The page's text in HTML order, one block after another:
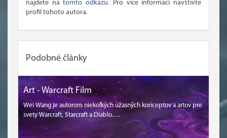
najdete natomto odkazu. Pro více informací navštivte
profil tohoto autora.
Podobné články
Art - Warcraft Film
Wei Wang je autorom niekoľkých úžasných konceptov a artov pre
svety Warcraft, Starcraft a Diablo.…